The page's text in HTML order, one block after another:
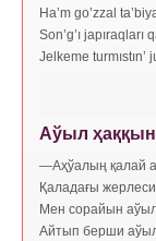
Ha’m go’zzal
Son’g’ı japıraqları
Jelkeme turmıstın’
Аўыл
―Аҳўалың қалай
Қаладағы
Мен сорайын
Айтып берши